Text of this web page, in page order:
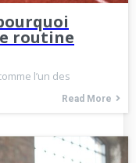
routine
l’un des
Read More